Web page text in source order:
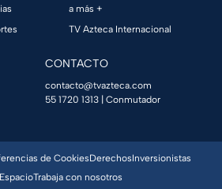
a más +
TV Azteca Internacional
CONTACTO
contacto@tvazteca.com
55 1720 1313 | Conmutador
de CookiesDerechosInversionistas
Trabaja con nosotros